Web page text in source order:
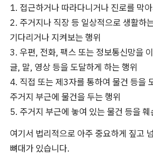
1. 접근하거나 따라다니거나 진로를 막
2. 주거지나 직장 등 일상적으로 생활하
기다리거나 지켜보는 행위
3. 우편, 전화, 팩스 또는 정보통신망을
글, 말, 영상 등을 도달하게 하는 행위
4. 직접 또는 제3자를 통하여 물건 등을
주거지 부근에 물건을 두는 행위
5. 주거지 부근에 놓여 있는 물건 등을 훼
여기서 법리적으로 아주 중요하게 짚고
뼈대가 있습니다.